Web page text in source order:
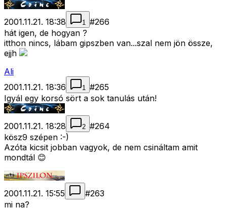
2001.11.21. 18:38 1 #266
hát igen, de hogyan ?
itthon nincs, lábam gipszben van...szal nem jön össze,
ejjh
Ali
2001.11.21. 18:36
1 #265
Igyál egy korsó sört a sok tanulás után!
2001.11.21. 18:28 2 #264
kösz9 szépen :-)
Azóta kicsit jobban vagyok, de nem csináltam amit
mondtál 😊
2001.11.21. 15:55 #263
mi na?